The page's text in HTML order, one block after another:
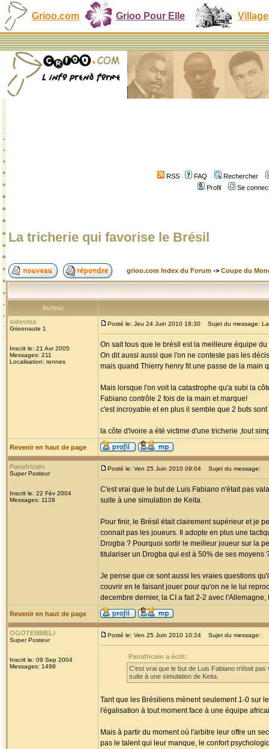
Grioo.com Grioo Pour Elle Village
RSS FAQ
Rechercher
Profil
Se
La tricherie qui favorise le Brésil
grioo.com Index du Forum -> Coupe du
Auteur
sidesma
Grioonaute 1
Inscrit le: 21 Avr 2005
Messages: 211
Localisation: rennes
Posté le: Jeu 24 Juin 2010 18:30 Sujet du message:
On sait tous que le brésil est la meilleure équipe
On dit aussi aussi que l'on ne conteste pas les
mais quand Thierry henry fit une passe de la main
Mais lorsque l'on voit la catastrophe qu'a subi la
Fabiano contrôle 2 fois de la main et marque!
c'est incroyable et en plus il semble que 2 buts
la côte d'ivoire a été victime d'une tricherie ,tout
Revenir en haut de page
Panafricain
Super Posteur
Inscrit le: 22 Fév 2004
Messages: 1128
Posté le: Ven 25 Juin 2010 09:04 Sujet du message:
C'est vrai que le but de Luis Fabiano n'était pas
suite à une simulation de Keita.
Pour finir, le Brésil était clairement supérieur et je
connait pas les joueurs. Il adopte en plus une
Drogba ? Pourquoi sortir le meilleur joueur sur la
titulariser un Drogba qui est à 50% de ses moyens
Je pense que ce sont aussi les vraies questions
couvrir en le faisant jouer pour qu'on ne le lui
decembre dernier, la CI a fait 2-2 avec
Revenir en haut de page
OGOTEMMELI
Super Posteur
Inscrit le: 09 Sep 2004
Messages: 1498
Posté le: Ven 25 Juin 2010 10:24 Sujet du message:
Panafricain a écrit:
C'est vrai que le but de Luis Fabiano n'était
suite à une simulation de Keita.
Tant que les Brésiliens mènent seulement 1-0 sur
l'égalisation à tout moment face à une équipe
Mais à partir du moment où l'arbitre leur offre un
pas le talent qui leur manque, le confort